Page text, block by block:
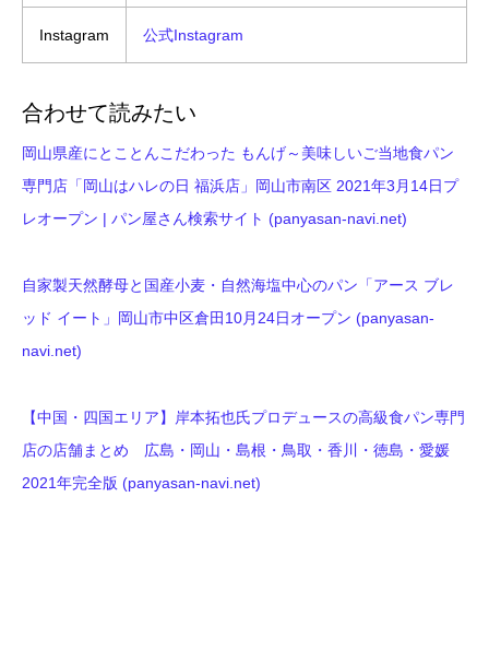
Instagram 公式Instagram
合わせて読みたい
岡山県産にとことんこだわった もんげ～美味しいご当地食パン
専門店「岡山はハレの日 福浜店」岡山市南区 2021年3月14日プ
レオープン | パン屋さん検索サイト (panyasan-navi.net)
自家製天然酵母と国産小麦・自然海塩中心のパン「アース ブレ
ッド イート」岡山市中区倉田10月24日オープン (panyasan-
navi.net)
【中国・四国エリア】岸本拓也氏プロデュースの高級食パン専門
店の店舗まとめ 広島・岡山・島根・鳥取・香川・徳島・愛媛
2021年完全版 (panyasan-navi.net)